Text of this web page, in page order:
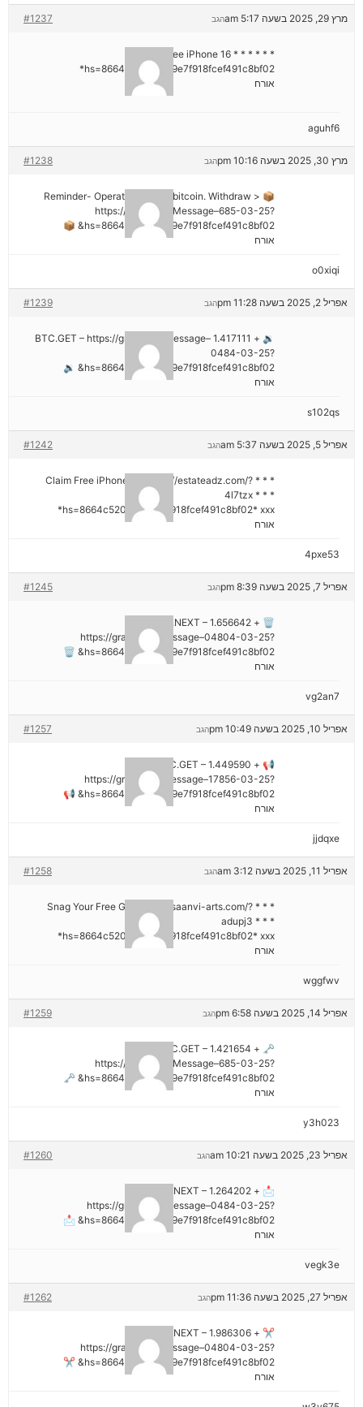
מרץ 29, 2025 בשעה 5:17 am #1237 הגב
* * * Claim Free iPhone 16 * * *
hs=8664c520642b9e7f918fcef491c8bf02*
אורח
aguhf6
מרץ 30, 2025 בשעה 10:16 pm #1238 הגב
📦 Reminder- Operation 1.9598 bitcoin. Withdraw >
https://graph.org/Message–685-03-25?
hs=8664c520642b9e7f918fcef491c8bf02& 📦
אורח
o0xiqi
אפריל 2, 2025 בשעה 11:28 pm #1239 הגב
🔉 + 1.417111 BTC.GET – https://graph.org/Message–
0484-03-25?
hs=8664c520642b9e7f918fcef491c8bf02& 🔉
אורח
s102qs
אפריל 5, 2025 בשעה 5:37 am #1242 הגב
* * * Claim Free iPhone 16: https://estateadz.com/?
4l7tzx * * *
hs=8664c520642b9e7f918fcef491c8bf02* ххх*
אורח
4pxe53
אפריל 7, 2025 בשעה 8:39 pm #1245 הגב
🗑 + 1.656642 BTC.NEXT –
https://graph.org/Message–04804-03-25?
hs=8664c520642b9e7f918fcef491c8bf02& 🗑
אורח
vg2an7
אפריל 10, 2025 בשעה 10:49 pm #1257 הגב
📢 + 1.449590 BTC.GET –
https://graph.org/Message–17856-03-25?
hs=8664c520642b9e7f918fcef491c8bf02& 📢
אורח
jjdqxe
אפריל 11, 2025 בשעה 3:12 am #1258 הגב
* * * Snag Your Free Gift: https://saanvi-arts.com/?
adupj3 * * *
hs=8664c520642b9e7f918fcef491c8bf02* ххх*
אורח
wggfwv
אפריל 14, 2025 בשעה 6:58 pm #1259 הגב
🗝 + 1.421654 BTC.GET –
https://graph.org/Message–685-03-25?
hs=8664c520642b9e7f918fcef491c8bf02& 🗝
אורח
y3h023
אפריל 23, 2025 בשעה 10:21 am #1260 הגב
📩 + 1.264202 BTC.NEXT –
https://graph.org/Message–0484-03-25?
hs=8664c520642b9e7f918fcef491c8bf02& 📩
אורח
vegk3e
אפריל 27, 2025 בשעה 11:36 pm #1262 הגב
✂ + 1.986306 BTC.NEXT –
https://graph.org/Message–04804-03-25?
hs=8664c520642b9e7f918fcef491c8bf02& ✂
אורח